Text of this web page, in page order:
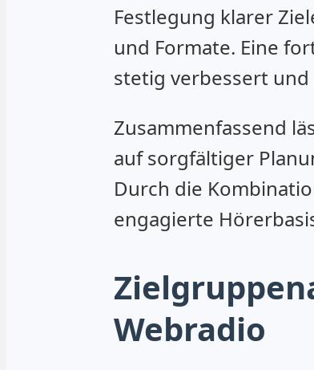
Festlegung klarer
und Formate. Eine
stetig verbessert
Zusammenfassend
auf sorgfältiger
Durch die
engagierte
Webradio